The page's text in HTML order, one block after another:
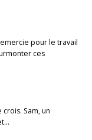
pour le travail
ces
Sam, un